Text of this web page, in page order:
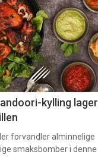
kylling lager
forvandler alminnelige
smaksbomber i denne